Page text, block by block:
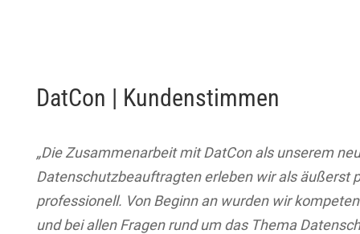
DatCon | Kundenstimmen
„Die Zusammenarbeit mit DatCon als unserem
Datenschutzbeauftragten erleben wir als äußerst
professionell. Von Beginn an wurden wir
und bei allen Fragen rund um das Thema